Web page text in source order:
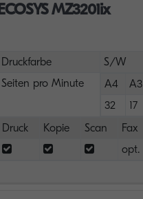
ECOSYS MZ3201ix
Druckfarbe
S/W
Seiten pro Minute
A4
A3
32
17
Druck
Kopie Scan
Fax
opt.